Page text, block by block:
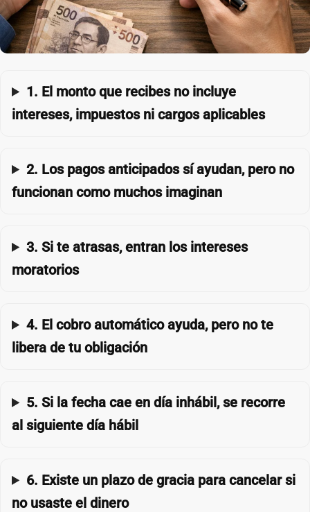
1. El monto que recibes no incluye
intereses, impuestos ni cargos aplicables
2. Los pagos anticipados sí ayudan, pero no
funcionan como muchos imaginan
3. Si te atrasas, entran los intereses
moratorios
4. El cobro automático ayuda, pero no te
libera de tu obligación
5. Si la fecha cae en día inhábil, se recorre
al siguiente día hábil
6. Existe un plazo de gracia para cancelar si
no usaste el dinero